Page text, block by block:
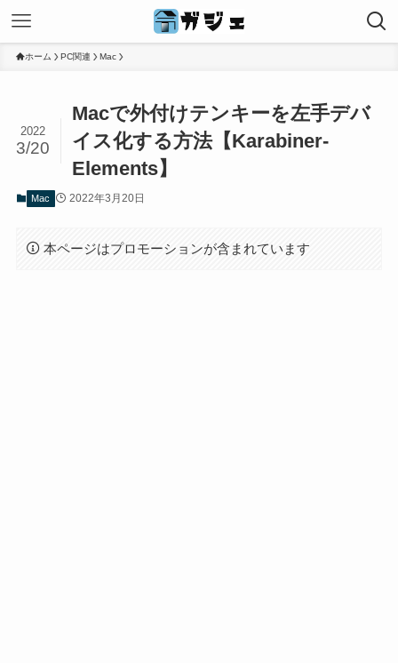
ホーム PC関連 Mac
Macで外付けテンキーを左手デバ
イス化する方法【Karabiner-
Elements】
2022
3/20
Mac 2022年3月20日
本ページはプロモーションが含まれています